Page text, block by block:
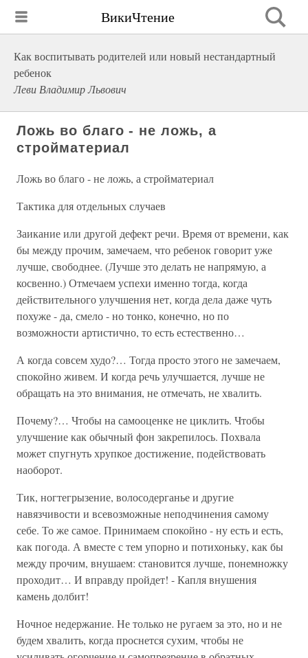
ВикиЧтение
Как воспитывать родителей или новый нестандартный
ребенок
Леви Владимир Львович
Ложь во благо - не ложь, а
стройматериал
Ложь во благо - не ложь, а стройматериал
Тактика для отдельных случаев
Заикание или другой дефект речи. Время от времени, как
бы между прочим, замечаем, что ребенок говорит уже
лучше, свободнее. (Лучше это делать не напрямую, а
косвенно.) Отмечаем успехи именно тогда, когда
действительного улучшения нет, когда дела даже чуть
похуже - да, смело - но тонко, конечно, но по
возможности артистично, то есть естественно…
А когда совсем худо?… Тогда просто этого не замечаем,
спокойно живем. И когда речь улучшается, лучше не
обращать на это внимания, не отмечать, не хвалить.
Почему?… Чтобы на самооценке не циклить. Чтобы
улучшение как обычный фон закрепилось. Похвала
может спугнуть хрупкое достижение, подействовать
наоборот.
Тик, ногтегрызение, волосодерганье и другие
навязчивости и всевозможные неподчинения самому
себе. То же самое. Принимаем спокойно - ну есть и есть,
как погода. А вместе с тем упорно и потихоньку, как бы
между прочим, внушаем: становится лучше, понемножку
проходит… И вправду пройдет! - Капля внушения
камень долбит!
Ночное недержание. Не только не ругаем за это, но и не
будем хвалить, когда проснется сухим, чтобы не